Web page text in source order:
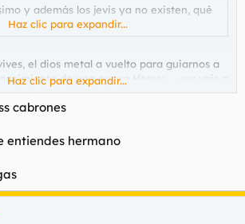
y además los jevis ya no existen, qué
Haz clic para expandir...
el dios metal a vuelto para guiarnos a
de una nueva Heavy..... sus vais a
Haz clic para expandir...
cabrones
entiendes hermano